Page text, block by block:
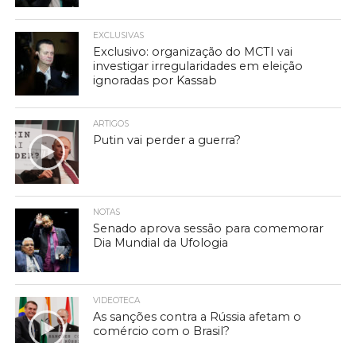
EXCLUSIVAS
Exclusivo: organização do MCTI vai
investigar irregularidades em eleição
ignoradas por Kassab
ARTIGOS
Putin vai perder a guerra?
NOTAS
Senado aprova sessão para comemorar
Dia Mundial da Ufologia
VIDEOTECA
As sanções contra a Rússia afetam o
comércio com o Brasil?